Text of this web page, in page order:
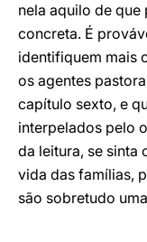
nela aquilo de
concreta. É
identifiquem mais
os agentes
capítulo sexto, e
interpelados pelo
da leitura, se sinta
vida das famílias,
são sobretudo